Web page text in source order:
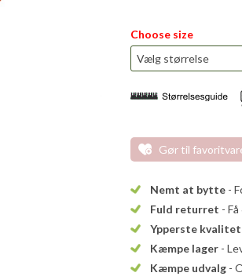
Choose size
Gør til
Nemt at bytte -
Fuld returret -
Ypperste kvalitet
Kæmpe lager -
Kæmpe udvalg -